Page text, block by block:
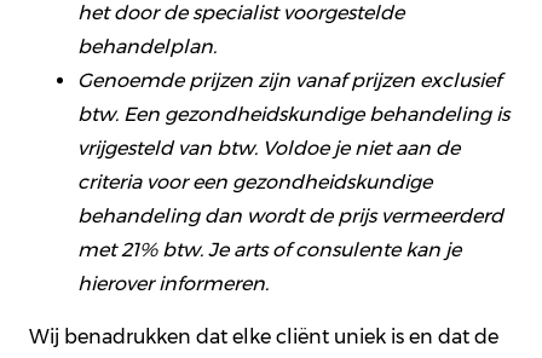
het door de specialist voorgestelde
behandelplan.
Genoemde prijzen zijn vanaf prijzen exclusief
btw. Een gezondheidskundige behandeling is
vrijgesteld van btw. Voldoe je niet aan de
criteria voor een gezondheidskundige
behandeling dan wordt de prijs vermeerderd
met 21% btw. Je arts of consulente kan je
hierover informeren.
Wij benadrukken dat elke cliënt uniek is en dat de